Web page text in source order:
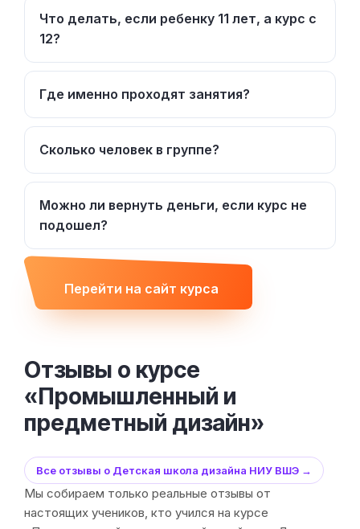
Что делать, если ребенку 11 лет, а курс с
12?
Где именно проходят занятия?
Сколько человек в группе?
Можно ли вернуть деньги, если курс не
подошел?
Перейти на сайт курса
Отзывы о курсе
«Промышленный и
предметный дизайн»
Все отзывы о Детская школа дизайна НИУ ВШЭ →
Мы собираем только реальные отзывы от
настоящих учеников, кто учился на курсе